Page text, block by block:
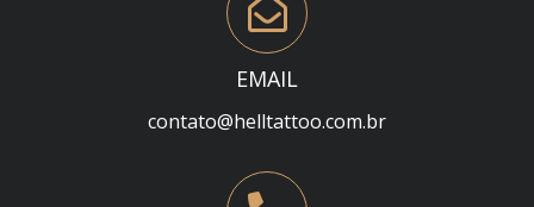
EMAIL
contato@helltattoo.com.br